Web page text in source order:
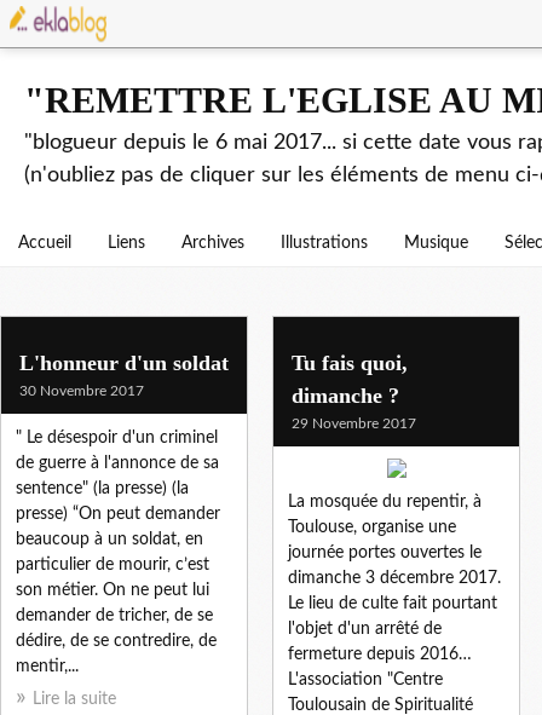
"REMETTRE L'EGLISE AU
"blogueur depuis le 6 mai 2017... si cette date vous
(n'oubliez pas de cliquer sur les éléments de menu
Accueil Liens Archives Illustrations Musique
L'honneur d'un soldat
30 Novembre 2017
" Le désespoir d'un criminel
de guerre à l'annonce de sa
sentence" (la presse) (la
presse) “On peut demander
beaucoup à un soldat, en
particulier de mourir, c’est
son métier. On ne peut lui
demander de tricher, de se
dédire, de se contredire, de
mentir,...
Lire la suite
Tu fais quoi,
dimanche ?
29 Novembre 2017
La mosquée du repentir, à
Toulouse, organise une
journée portes ouvertes le
dimanche 3 décembre 2017.
Le lieu de culte fait pourtant
l'objet d'un arrêté de
fermeture depuis 2016…
L'association "Centre
Toulousain de Spiritualité